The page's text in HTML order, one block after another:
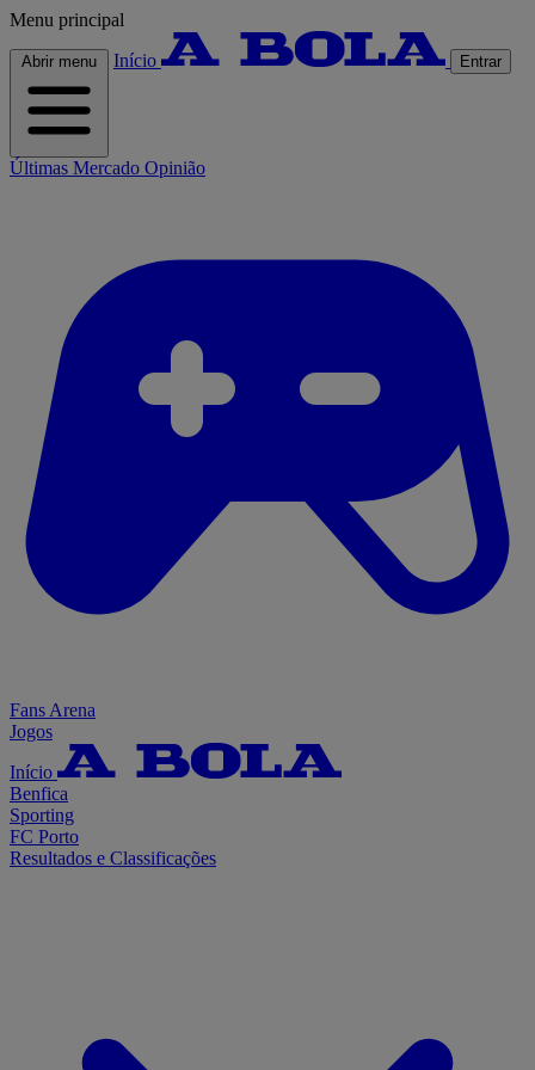
Menu principal
Abrir menu Início Entrar
Últimas Mercado Opinião
Fans Arena
Jogos
Início
Benfica
Sporting
FC Porto
Resultados e Classificações